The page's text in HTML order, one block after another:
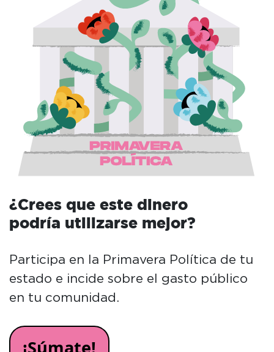
¿Crees que este dinero
podría utilizarse mejor?
Participa en la Primavera Política de tu
estado e incide sobre el gasto público
en tu comunidad.
¡Súmate!